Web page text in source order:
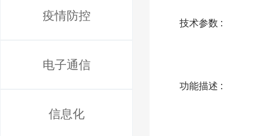
疫情防控
电子通信
信息化
技术参数 :
功能描述 :